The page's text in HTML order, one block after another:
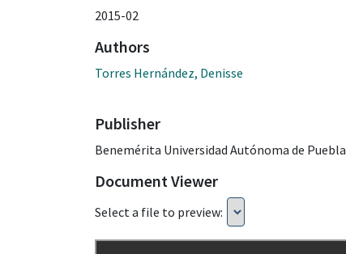
2015-02
Authors
Torres Hernández, Denisse
Publisher
Benemérita Universidad Autónoma de Puebla
Document Viewer
Select a file to preview: